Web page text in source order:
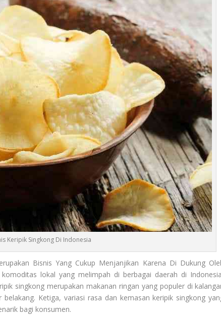
Keripik Singkong Di Indonesia
Bisnis Yang Cukup Menjanjikan Karena Di Dukung
lokal yang melimpah di berbagai daerah di
singkong merupakan makanan ringan yang populer di
Ketiga, variasi rasa dan kemasan keripik singkong
bagi konsumen.